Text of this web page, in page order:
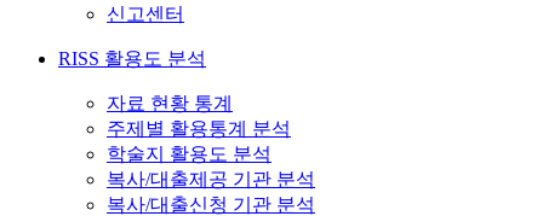
신고센터
RISS 활용도 분석
자료 현황 통계
주제별 활용통계 분석
학술지 활용도 분석
복사/대출제공 기관 분석
복사/대출신청 기관 분석